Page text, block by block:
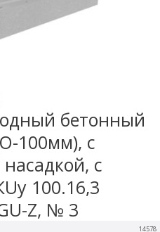
14578
бетонный
100мм), с
с
100.16,3
Z, № 3